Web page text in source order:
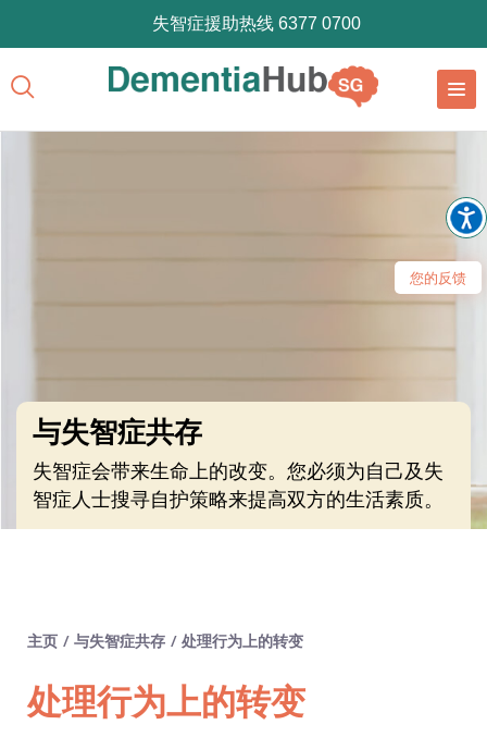
您的反馈
失智症援助热线 6377 0700
与失智症共存
失智症会带来生命上的改变。您必须为自己及失
智症人士搜寻自护策略来提高双方的生活素质。
主页 / 与失智症共存 / 处理行为上的转变
处理行为上的转变